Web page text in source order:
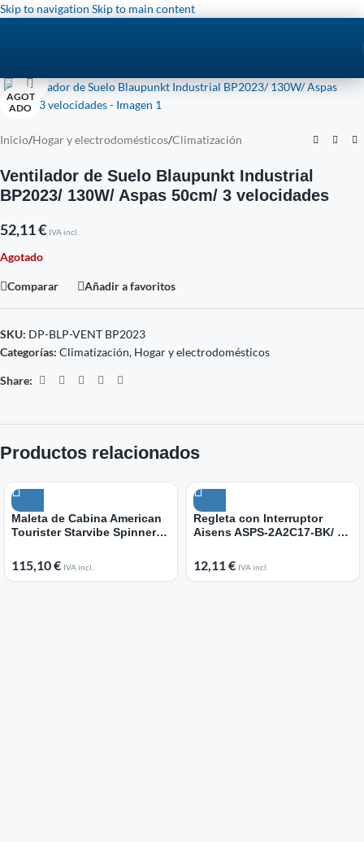
Skip to navigation Skip to main content
AGOT
ADO
Click to enlarge
Inicio/Hogar y electrodomésticos/Climatización
Ventilador de Suelo Blaupunkt Industrial
BP2023/ 130W/ Aspas 50cm/ 3 velocidades
52,11€ IVA incl.
Agotado
Comparar Añadir a favoritos
SKU: DP-BLP-VENT BP2023
Categorías: Climatización, Hogar y electrodomésticos
Share:
Productos relacionados
Maleta de Cabina American
Tourister Starvibe Spinner
Ruedas/ Verdigrís
115,10€ IVA incl.
Regleta con Interruptor
Aisens ASPS-2A2C17-BK/ 6
2 USB Tipo-C/ Cable 1.4m/
Negro
12,11€ IVA incl.